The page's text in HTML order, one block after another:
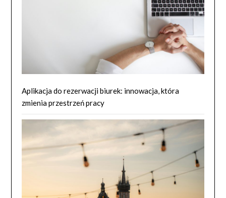
Aplikacja do rezerwacji biurek: innowacja, która
zmienia przestrzeń pracy